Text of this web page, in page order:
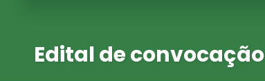
Edital de convocação